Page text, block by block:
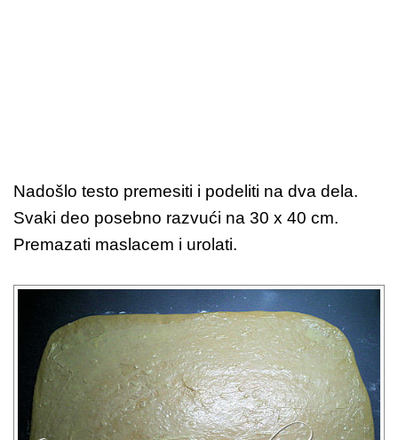
Nadošlo testo premesiti i podeliti na dva dela.
Svaki deo posebno razvući na 30 x 40 cm.
Premazati maslacem i urolati.